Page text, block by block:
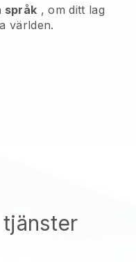
språk , om ditt lag
världen.
tjänster